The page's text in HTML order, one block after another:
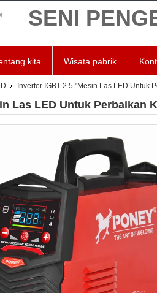
SENI
kita Wisata pabrik
Inverter IGBT 2.5 "Mesin Las LED Untuk
Las LED Untuk Perbaikan